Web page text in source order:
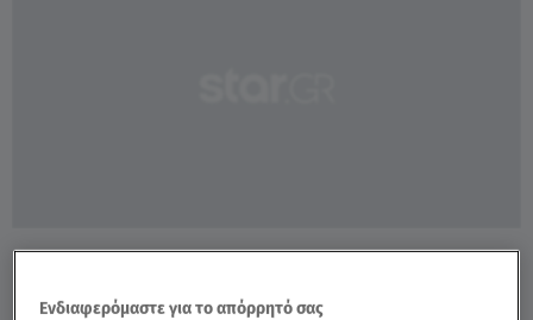
Ηλικιωμένο - Video
Ενδιαφερόμαστε για το απόρρητό σας